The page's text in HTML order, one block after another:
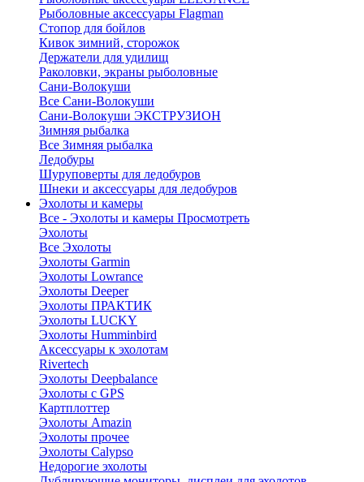
Рыболовные аксессуары Flagman
Стопор для бойлов
Кивок зимний, сторожок
Держатели для удилищ
Раколовки, экраны рыболовные
Сани-Волокуши
Все Сани-Волокуши
Сани-Волокуши ЭКСТРУЗИОН
Зимняя рыбалка
Все Зимняя рыбалка
Ледобуры
Шуруповерты для ледобуров
Шнеки и аксессуары для ледобуров
Эхолоты и камеры
Все - Эхолоты и камеры Просмотреть
Эхолоты
Все Эхолоты
Эхолоты Garmin
Эхолоты Lowrance
Эхолоты Deeper
Эхолоты ПРАКТИК
Эхолоты LUCKY
Эхолоты Humminbird
Аксессуары к эхолотам
Rivertech
Эхолоты Deepbalance
Эхолоты с GPS
Картплоттер
Эхолоты Amazin
Эхолоты прочее
Эхолоты Calypso
Недорогие эхолоты